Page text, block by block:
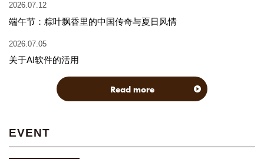
2026.07.12
端午节：粽叶飘香里的中国传奇与夏日风情
2026.07.05
关于AI软件的活用
Read more
EVENT